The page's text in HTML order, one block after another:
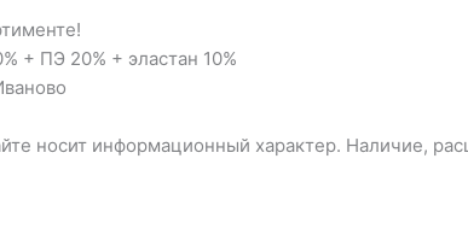
+ ПЭ 20% + эластан 10%
носит информационный характер. Наличие,